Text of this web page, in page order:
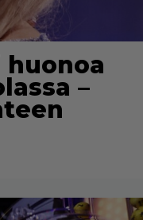
huonoa
–